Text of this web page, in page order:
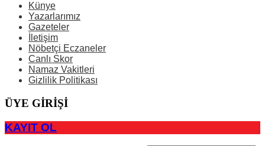
Künye
Yazarlarımız
Gazeteler
İletişim
Nöbetçi Eczaneler
Canlı Skor
Namaz Vakitleri
Gizlilik Politikası
ÜYE GİRİŞİ
KAYIT OL